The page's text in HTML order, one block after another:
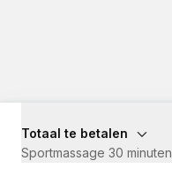
Totaal te betalen
Sportmassage 30 minuten